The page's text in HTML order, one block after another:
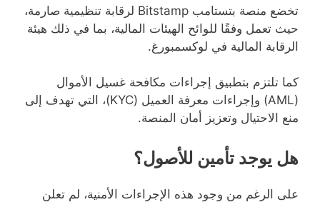
تخضع منصة بتستامب Bitstamp لرقابة تنظيمية صارمة،
حيث تعمل وفقًا للوائح الهيئات المالية، بما في ذلك هيئة
الرقابة المالية في لوكسمبورغ.
كما تلتزم بتطبيق إجراءات مكافحة غسيل الأموال
(AML) وإجراءات معرفة العميل (KYC)، التي تهدف إلى
منع الاحتيال وتعزيز أمان المنصة.
هل يوجد تأمين للأصول؟
على الرغم من وجود هذه الإجراءات الأمنية، لم تعلن